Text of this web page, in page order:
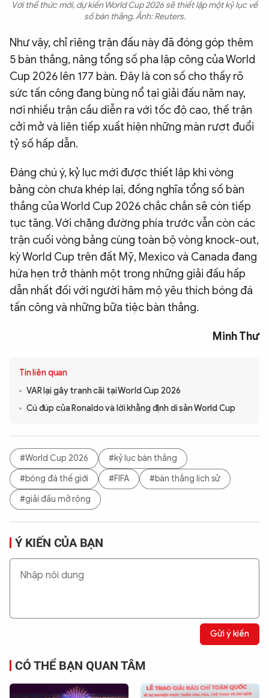
Với thể thức mới, dự kiến World Cup 2026 sẽ thiết lập một kỷ lục về
số bàn thắng. Ảnh: Reuters.
Như vậy, chỉ riêng trận đấu này đã đóng góp thêm
5 bàn thắng, nâng tổng số pha lập công của World
Cup 2026 lên 177 bàn. Đây là con số cho thấy rõ
sức tấn công đang bùng nổ tại giải đấu năm nay,
nơi nhiều trận cầu diễn ra với tốc độ cao, thế trận
cởi mở và liên tiếp xuất hiện những màn rượt đuổi
tỷ số hấp dẫn.
Đáng chú ý, kỷ lục mới được thiết lập khi vòng
bảng còn chưa khép lại, đồng nghĩa tổng số bàn
thắng của World Cup 2026 chắc chắn sẽ còn tiếp
tục tăng. Với chặng đường phía trước vẫn còn các
trận cuối vòng bảng cùng toàn bộ vòng knock-out,
kỳ World Cup trên đất Mỹ, Mexico và Canada đang
hứa hẹn trở thành một trong những giải đấu hấp
dẫn nhất đối với người hâm mộ yêu thích bóng đá
tấn công và những bữa tiệc bàn thắng.
Minh Thư
Tin liên quan
VAR lại gây tranh cãi tại World Cup 2026
Cú đúp của Ronaldo và lời khẳng định di sản World Cup
#World Cup 2026
#kỷ lục bàn thắng
#bóng đá thế giới
#FIFA
#bàn thắng lịch sử
#giải đấu mở rộng
Ý KIẾN CỦA BẠN
Gửi ý kiến
CÓ THỂ BẠN QUAN TÂM